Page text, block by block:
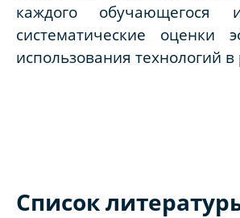
каждого обучающегося
систематические оценки
использования технологий в
Список